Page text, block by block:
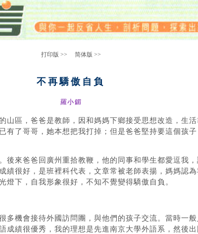
打印版 >> 简体版 >>
不再驕傲自負
羅小鎇
山區，爸爸是教師，因和媽媽下鄉接受思想改造，生活
有了哥哥，她本想把我打掉；但是爸爸堅持要這個孩子
後來爸爸回廣州重拾教鞭，他的同事和學生都愛逗我
績很好，是班裡科代表，文章常被老師表揚，媽媽認為
燈下，自我形象很好，不知不覺變得驕傲自負。
多機會接待外國訪問團，與他們的孩子交流。當時一
成績很優秀，我的理想是先進南京大學外語系，然後出